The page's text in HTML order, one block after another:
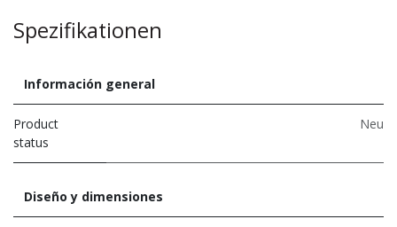
Spezifikationen
Información general
Product
status
Neu
Diseño y dimensiones